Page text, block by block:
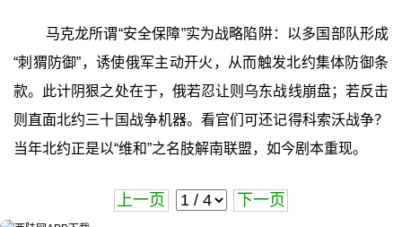
马克龙所谓“安全保障”实为战略陷阱：以多国部队形成
“刺猬防御”，诱使俄军主动开火，从而触发北约集体防御条
款。此计阴狠之处在于，俄若忍让则乌东战线崩盘；若反击
则直面北约三十国战争机器。看官们可还记得科索沃战争？
当年北约正是以“维和”之名肢解南联盟，如今剧本重现。
上一页 下一页